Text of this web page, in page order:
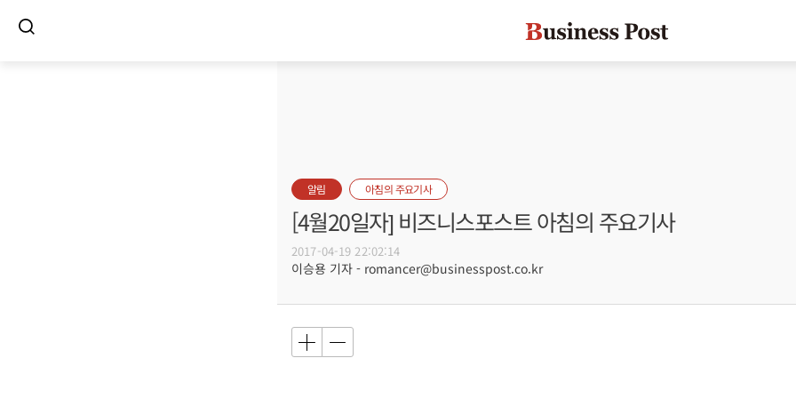
알림 아침의 주요기사
[4월20일자] 비즈니스포스트 아침의 주요기사
2017-04-19 22:02:14
이승용 기자 - romancer@businesspost.co.kr